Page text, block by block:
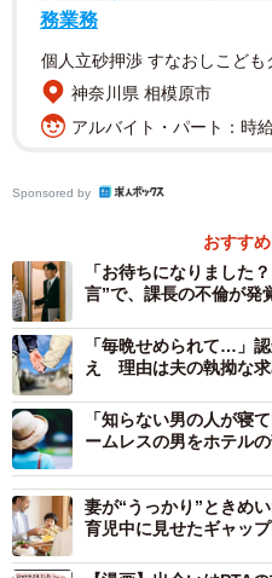
くないようだ。白秋さんの
らは
と、あんなラブホに行くな
られたことあったけど(普通
いよ」
「ラブホで清掃のバイトし
れ物あって確認したら親父の
フロントに預けといたら5分
に来たって言ってたの思い出
「高校時代に男友達と集ま
ど、その家のヤツが黙って
ンだわ…。」と言って、無言
務業務
個人立砂押渉 すなおしこども
神奈川県 相模原市
アルバイト・パート：時
Sponsored by
おすす
「お待ちになりました
言”で、課長の不倫が
「毎晩せめられて…」
え 理由は夫の執拗な求
「知らない男の人が寝
ームレスの男をホテル
妻が“うっかり”ときめ
育児中に見せたギャッ